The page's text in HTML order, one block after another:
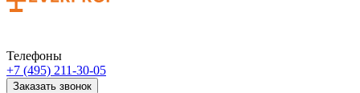
Телефоны
+7 (495) 211-30-05
Заказать звонок